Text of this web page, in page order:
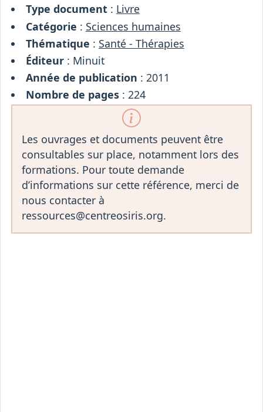
Type document: Livre
Catégorie : Sciences humaines
Thématique : Santé - Thérapies
Éditeur: Minuit
Année de publication : 2011
Nombre de pages: 224
Les ouvrages et documents peuvent être
consultables sur place, notamment lors des
formations. Pour toute demande
d’informations sur cette référence, merci de
nous contacter à
ressources@centreosiris.org.